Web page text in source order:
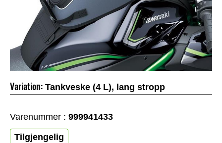
Variation: Tankveske (4 L), lang stropp
Varenummer : 999941433
Tilgjengelig